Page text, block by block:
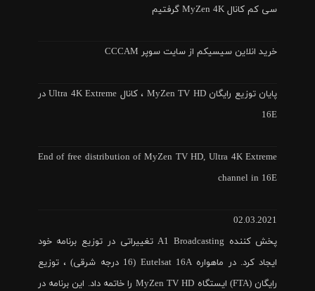
سی کم کانال MyZen 4K گرفتیم
خرید انلاین سیسیکم از سایت سوپر CCCAM
پایان توزیع رایگان MyZen TV HD ، کانال Ultra 4K Extreme در
16E
End of free distribution of MyZen TV HD, Ultra 4K Extreme
channel in 16E
02.03.2021
پخش کننده A1 Broadcasting تغییراتی در توزیع برنامه خود
ایجاد کرد. در ماهواره Eutelsat 16A (16 درجه شرقی) ، توزیع
رایگان (FTA) ایستگاه MyZen TV HD را خاتمه داد. این برنامه در